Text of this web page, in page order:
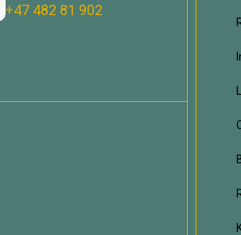
+47 482 81 902